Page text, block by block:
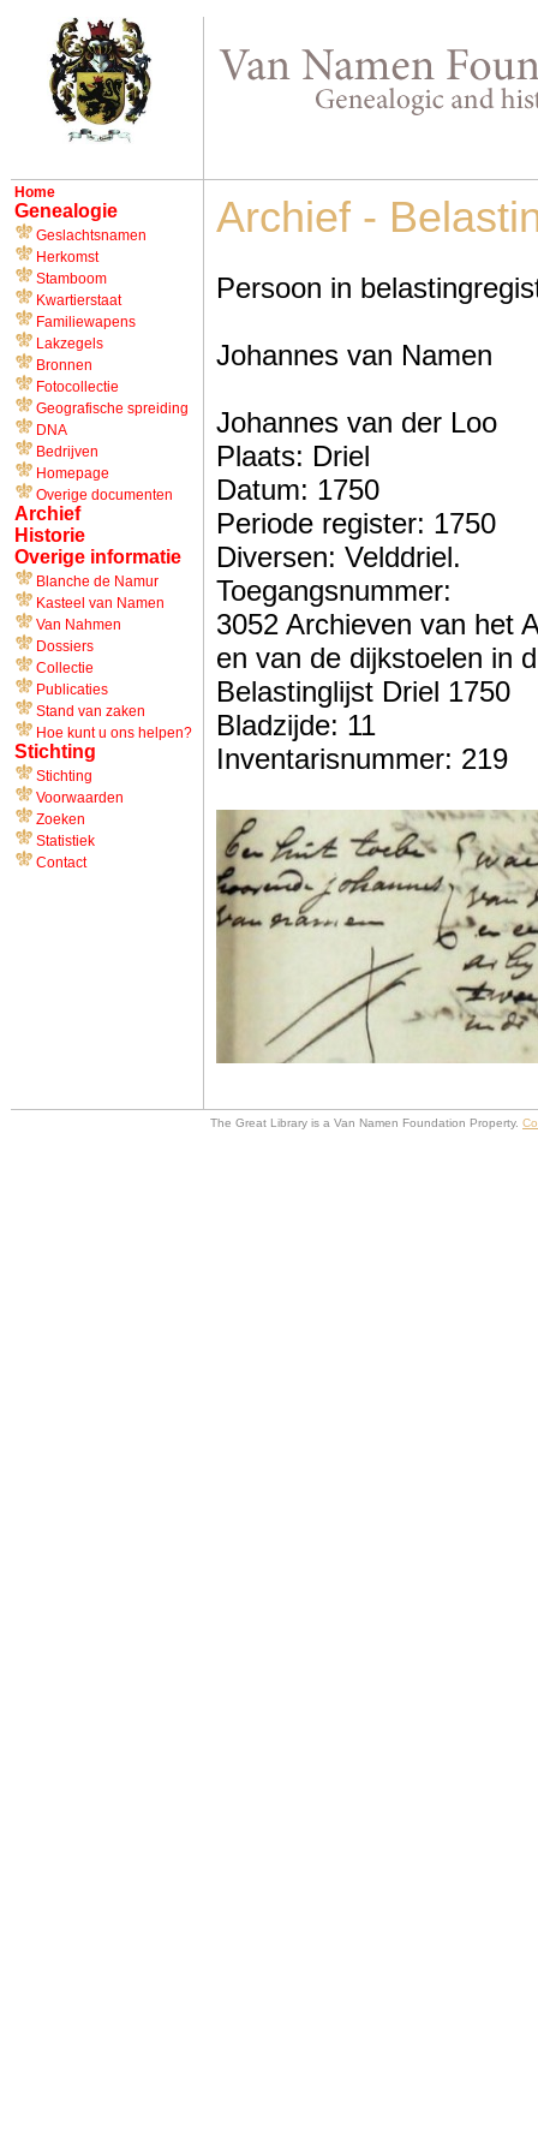
Home
Genealogie
Geslachtsnamen
Herkomst
Stamboom
Kwartierstaat
Familiewapens
Lakzegels
Bronnen
Fotocollectie
Geografische spreiding
DNA
Bedrijven
Homepage
Overige documenten
Archief
Historie
Overige informatie
Blanche de Namur
Kasteel van Namen
Van Nahmen
Dossiers
Collectie
Publicaties
Stand van zaken
Hoe kunt u ons helpen?
Stichting
Stichting
Voorwaarden
Zoeken
Statistiek
Contact
Archief -
Persoon in
Johannes van Namen
Johannes van der Loo
Plaats: Driel
Datum: 1750
Periode register: 1750
Diversen: Velddriel.
Toegangsnummer:
3052 Archieven van het
en van de dijkstoelen in
Belastinglijst Driel 1750
Bladzijde: 11
Inventarisnummer: 219
The Great Library is a Van Namen Foundation Property.